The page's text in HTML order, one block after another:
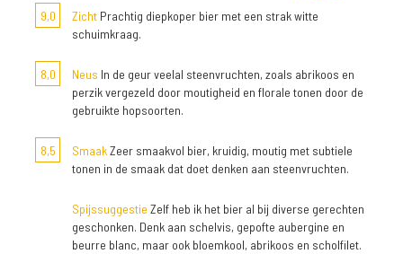
9,0
Zicht Prachtig diepkoper bier met een strak witte
schuimkraag.
8,0 Neus In de geur veelal steenvruchten, zoals abrikoos en
perzik vergezeld door moutigheid en florale tonen door de
gebruikte hopsoorten.
8,5 SmaakZeer smaakvol bier, kruidig, moutig met subtiele
tonen in de smaak dat doet denken aan steenvruchten.
Spijssuggestie Zelf heb ik het bier al bij diverse gerechten
geschonken. Denk aan schelvis, gepofte aubergine en
beurre blanc, maar ook bloemkool, abrikoos en scholfilet.